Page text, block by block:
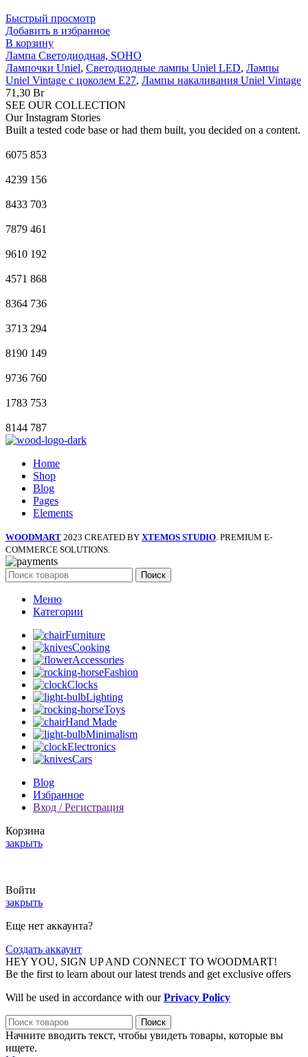
Быстрый просмотр
Добавить в избранное
В корзину
Лампа Светодиодная, SOHO
Лампочки Uniel, Светодиодные лампы Uniel LED, Лампы
Uniel Vintage с цоколем Е27, Лампы накаливания Uniel Vintage
71,30 Br
SEE OUR COLLECTION
Our Instagram Stories
Built a tested code base or had them built, you decided on a content.
6075 853
4239 156
8433 703
7879 461
9610 192
4571 868
8364 736
3713 294
8190 149
9736 760
1783 753
8144 787
Home
Shop
Blog
Pages
Elements
WOODMART 2023 CREATED BY XTEMOS STUDIO . PREMIUM E-
COMMERCE SOLUTIONS.
Поиск
Меню
Категории
Furniture
Cooking
Accessories
Fashion
Clocks
Lighting
Toys
Hand Made
Minimalism
Electronics
Cars
Blog
Избранное
Вход / Регистрация
Корзина
закрыть
Войти
закрыть
Еще нет аккаунта?
Создать аккаунт
HEY YOU, SIGN UP AND CONNECT TO WOODMART!
Be the first to learn about our latest trends and get exclusive offers
Will be used in accordance with ourPrivacy Policy
Поиск
Начните вводить текст, чтобы увидеть товары, которые вы
ищете.